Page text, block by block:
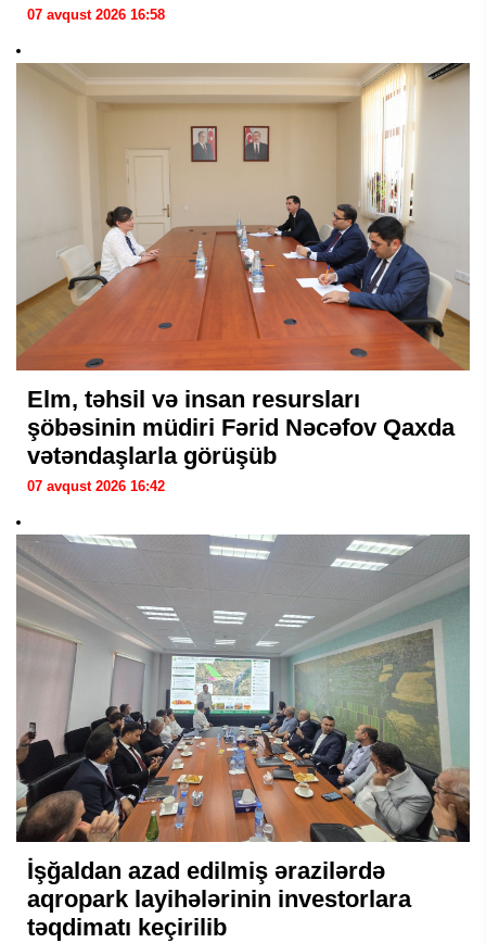
07 avqust 2026 16:58
Elm, təhsil və insan resursları
şöbəsinin müdiri Fərid Nəcəfov Qaxda
vətəndaşlarla görüşüb
07 avqust 2026 16:42
İşğaldan azad edilmiş ərazilərdə
aqropark layihələrinin investorlara
təqdimatı keçirilib